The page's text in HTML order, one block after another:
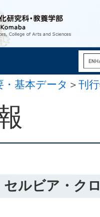
・基本データ ＞ 刊
ルビア・ク